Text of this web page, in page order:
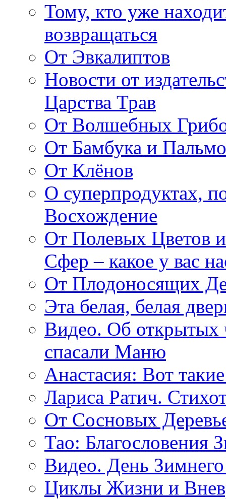
Тому, кто уже
возвращаться
От Эвкалиптов
Новости от
Царства Трав
От Волшебных
От Бамбука и
От Клёнов
О суперпродуктах,
Восхождение
От Полевых Цветов
Сфер – какое у вас
От Плодоносящих
Эта белая, белая
Видео. Об открытых
спасали Маню
Анастасия: Вот
Лариса Ратич.
От Сосновых
Тао: Благословения
Видео. День
Циклы Жизни и